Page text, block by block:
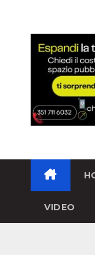
VIDEO